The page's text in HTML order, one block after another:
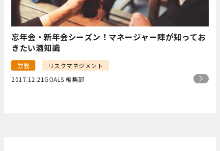
忘年会・新年会シーズン！マネージャー陣が知ってお
きたい酒知識
労務
リスクマネジメント
2017.12.21GOALS 編集部